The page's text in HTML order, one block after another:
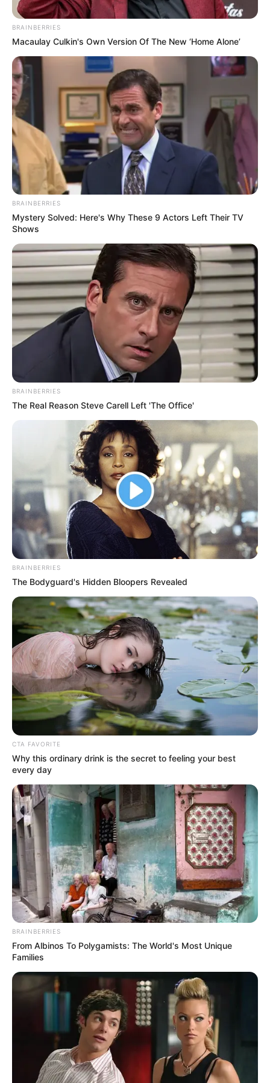
PostedFriss hírek
21 gyermek halt meg… az egész
osztály oda veszett, és erről
senki sem írt egyetlen sort sem…
bővebben lent
Szerző • May 31, 2026
Nem számok voltak, hanem gyerekek
BRAINBERRIES
Macaulay Culkin's Own Version Of The New ‘Home Alone’
BRAINBERRIES
Mystery Solved: Here's Why These 9 Actors Left Their TV
Shows
BRAINBERRIES
The Real Reason Steve Carell Left 'The Office'
BRAINBERRIES
The Bodyguard's Hidden Bloopers Revealed
CTA FAVORITE
Why this ordinary drink is the secret to feeling your best
every day
BRAINBERRIES
From Albinos To Polygamists: The World's Most Unique
Families